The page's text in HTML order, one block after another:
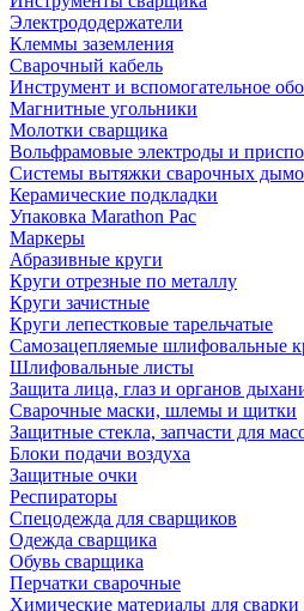
Электрододержатели
Клеммы заземления
Сварочный кабель
Инструмент и вспомогательное
Магнитные угольники
Молотки сварщика
Вольфрамовые электроды и
Системы вытяжки сварочных
Керамические подкладки
Упаковка Marathon Pac
Маркеры
Абразивные круги
Круги отрезные по металлу
Круги зачистные
Круги лепестковые тарельчатые
Самозацепляемые шлифовальные
Шлифовальные листы
Защита лица, глаз и органов
Сварочные маски, шлемы и щитки
Защитные стекла, запчасти для
Блоки подачи воздуха
Защитные очки
Респираторы
Спецодежда для сварщиков
Одежда сварщика
Обувь сварщика
Перчатки сварочные
Химические материалы для сварки